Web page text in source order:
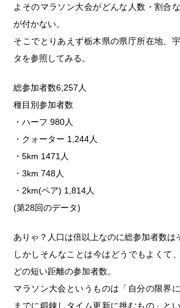
よそのマラソン大会がどんな人数・割合
が付かない。
そこでとりあえず栃木県の県庁所在地、
タを参照してみる。
総参加者数6,257人
種目別参加者数
・ハーフ 980人
・クォーター 1,244人
・5km 1471人
・3km 748人
・2km(ペア) 1,814人
(第28回のデータ)
ありゃ？人口は倍以上なのに総参加者数は
しかしそんなことは今はどうでもよくて
どの短い距離の参加者数。
マラソン大会というものは「自分の限界
までに鍛錬しタイム更新に挑むもの」と